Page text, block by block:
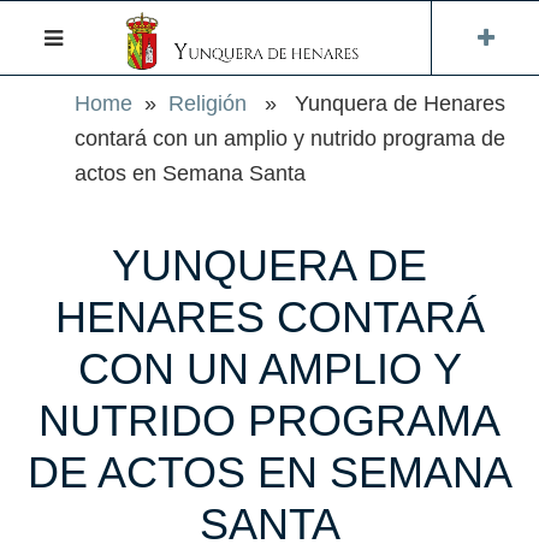
Home » Religión » Yunquera de Henares
contará con un amplio y nutrido programa de
actos en Semana Santa
YUNQUERA DE
HENARES CONTARÁ
CON UN AMPLIO Y
NUTRIDO PROGRAMA
DE ACTOS EN SEMANA
SANTA